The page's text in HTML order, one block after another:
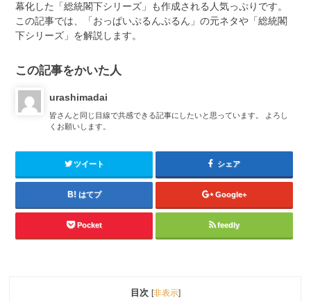
幕化した「総統閣下シリーズ」も作成される人気っぷりです。
この記事では、「おっぱいぷるんぷるん」の元ネタや「総統閣
下シリーズ」を解説します。
この記事をかいた人
urashimadai
皆さんと同じ目線で共感できる記事にしたいと思っています。 よろし
くお願いします。
ツイート シェア
はてブ Google+
Pocket feedly
目次 [非表示]